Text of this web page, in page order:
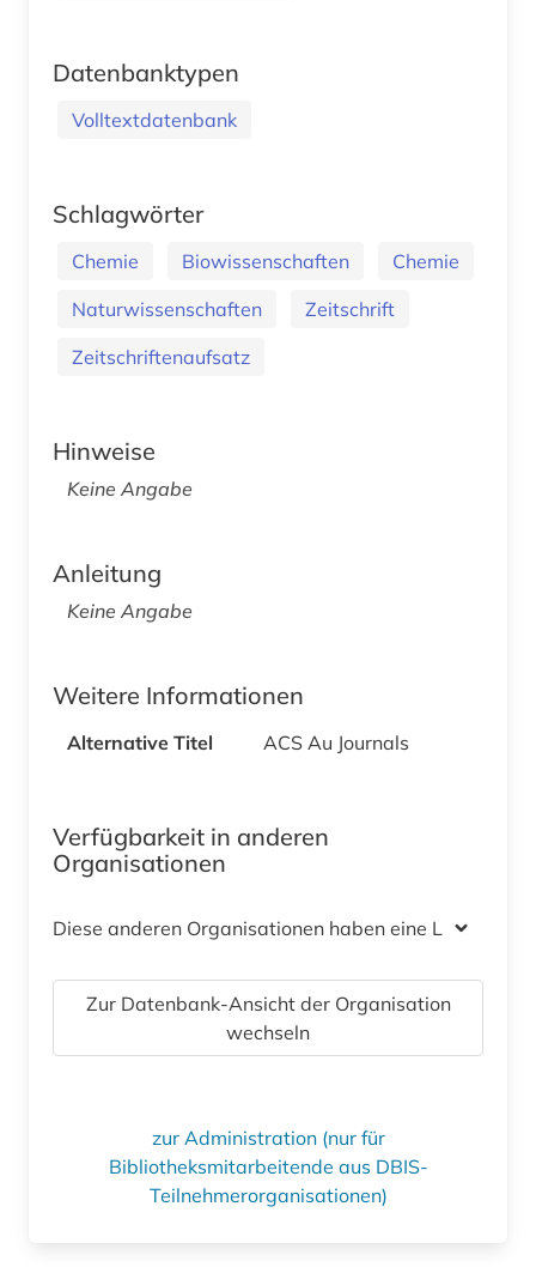
Datenbanktypen
Volltextdatenbank
Schlagwörter
Chemie Biowissenschaften
Chemie
Naturwissenschaften
Zeitschrift
Zeitschriftenaufsatz
Hinweise
Keine Angabe
Anleitung
Keine Angabe
Weitere Informationen
Alternative Titel ACS Au Journals
Verfügbarkeit in anderen
Organisationen
Diese anderen Organisationen haben eine Lizenz
Zur Datenbank-Ansicht der Organisation
wechseln
zur Administration (nur für
Bibliotheksmitarbeitende aus DBIS-
Teilnehmerorganisationen)